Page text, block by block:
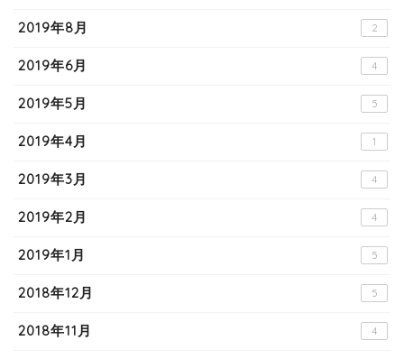
2019年8月 2
2019年6月 4
2019年5月 5
2019年4月 1
2019年3月 4
2019年2月 4
2019年1月 5
2018年12月 5
2018年11月 4